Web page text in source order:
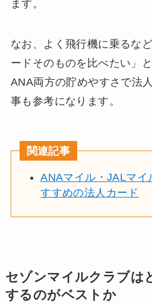
ます。
なお、よく飛行機に乗るな
ードそのものを比べたい」
ANA両方の貯めやすさで法
事も参考になります。
関連記事
ANAマイル・JALマイ
すすめの法人カード
セゾンマイルクラブは
するのがベストか